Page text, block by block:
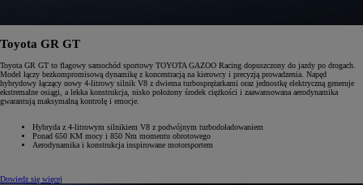
Toyota GR GT
Toyota GR GT to flagowy samochód sportowy TOYOTA GAZOO Racing dopuszczony do jazdy po drogach.
Model łączy bezkompromisową dynamikę z koncentracją na kierowcy i precyzją prowadzenia. Napęd
hybrydowy łączący nowy 4-litrowy silnik V8 z dwiema turbosprężarkami oraz jednostkę elektryczną generuje
ekstremalne osiągi, a lekka konstrukcja, nisko położony środek ciężkości i zaawansowana aerodynamika
gwarantują maksymalną kontrolę i emocje.
Hybryda z 4-litrowym silnikiem V8 z podwójnym turbodoładowaniem
Ponad 650 KM mocy i 850 Nm momentu obrotowego
Aerodynamika i konstrukcja inspirowane motorsportem
Dowiedz się więcej